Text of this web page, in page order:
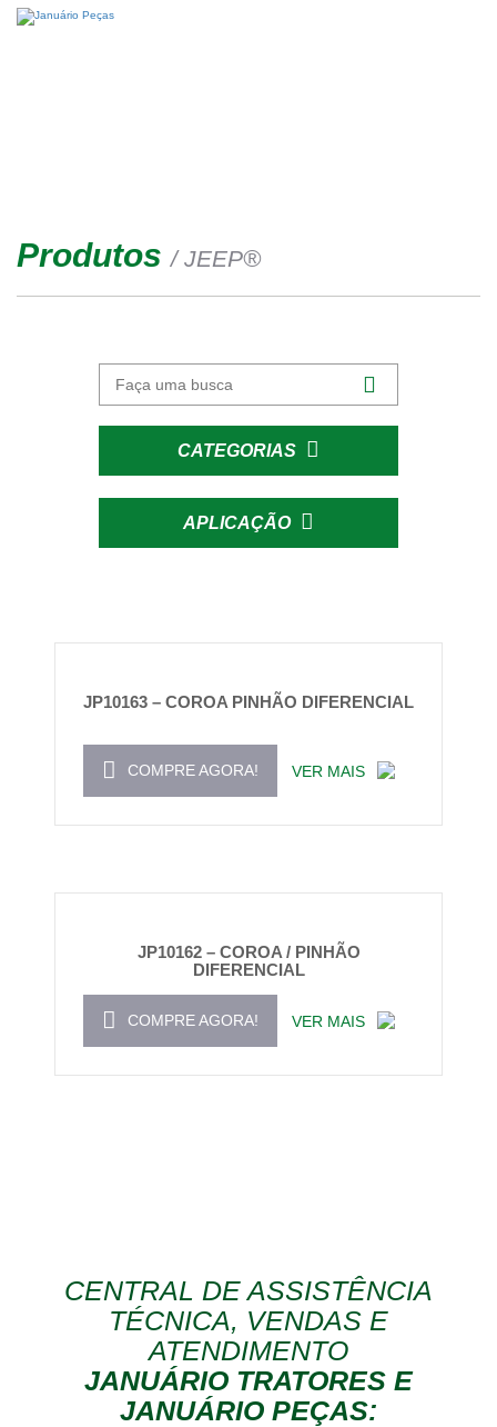
Produtos/ JEEP®
CATEGORIAS
APLICAÇÃO
JP10163 – COROA PINHÃO DIFERENCIAL
COMPRE AGORA! VER MAIS
JP10162 – COROA / PINHÃO
DIFERENCIAL
COMPRE AGORA! VER MAIS
CENTRAL DE ASSISTÊNCIA
TÉCNICA, VENDAS E
ATENDIMENTO
JANUÁRIO TRATORES E
JANUÁRIO PEÇAS: